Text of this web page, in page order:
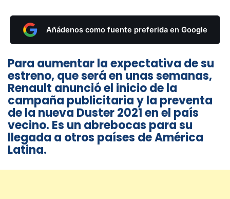
Añádenos como fuente preferida en Google
Para aumentar la expectativa de su
estreno, que será en unas semanas,
Renault anunció el inicio de la
campaña publicitaria y la preventa
de la nueva Duster 2021 en el país
vecino. Es un abrebocas para su
llegada a otros países de América
Latina.